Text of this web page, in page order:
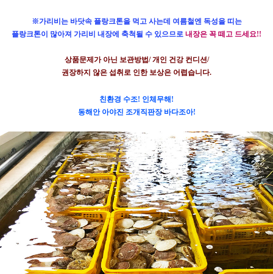
※가리비는 바닷속 플랑크톤을 먹고 사는데 여름철엔 독성을 띠는
플랑크톤이 많아져 가리비 내장에 축척될 수 있으므로 내장은 꼭 떼고 드세요!!
상품문제가 아닌 보관방법/ 개인 건강 컨디션/
권장하지 않은 섭취로 인한 보상은 어렵습니다.
친환경 수조! 인체무해!
동해안 아야진 조개직판장 바다조아!